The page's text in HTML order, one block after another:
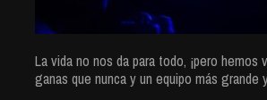
La vida no nos da para todo, ¡pero hemos
ganas que nunca y un equipo más grande